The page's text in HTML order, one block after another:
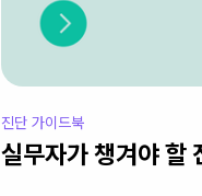
진단 가이드북
실무자가 챙겨야 할